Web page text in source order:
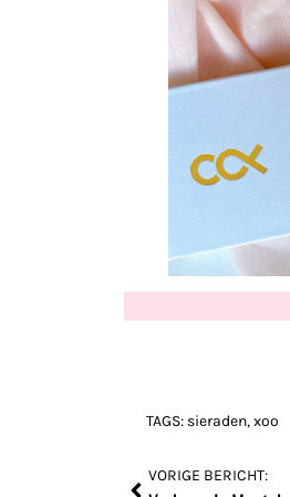
TAGS: sieraden,xoo
VORIGE BERICHT: